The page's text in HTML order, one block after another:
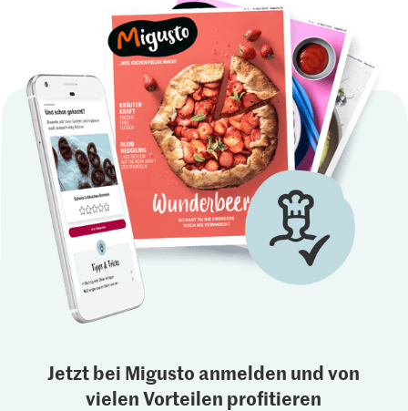
Jetzt bei Migusto anmelden und von
vielen Vorteilen profitieren